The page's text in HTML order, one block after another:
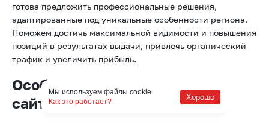
готова предложить профессиональные решения,
адаптированные под уникальные особенности региона.
Поможем достичь максимальной видимости и повышения
позиций в результатах выдачи, привлечь органический
трафик и увеличить прибыль.
Особенности продвижения
сайтов в Казани
Мы используем файлы cookie.
Как это работает?
Хорошо